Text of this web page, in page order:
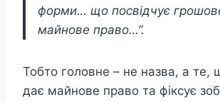
форми… що посвідчує
майнове право…”.
Тобто головне – не назва, а те,
дає майнове право та фіксує